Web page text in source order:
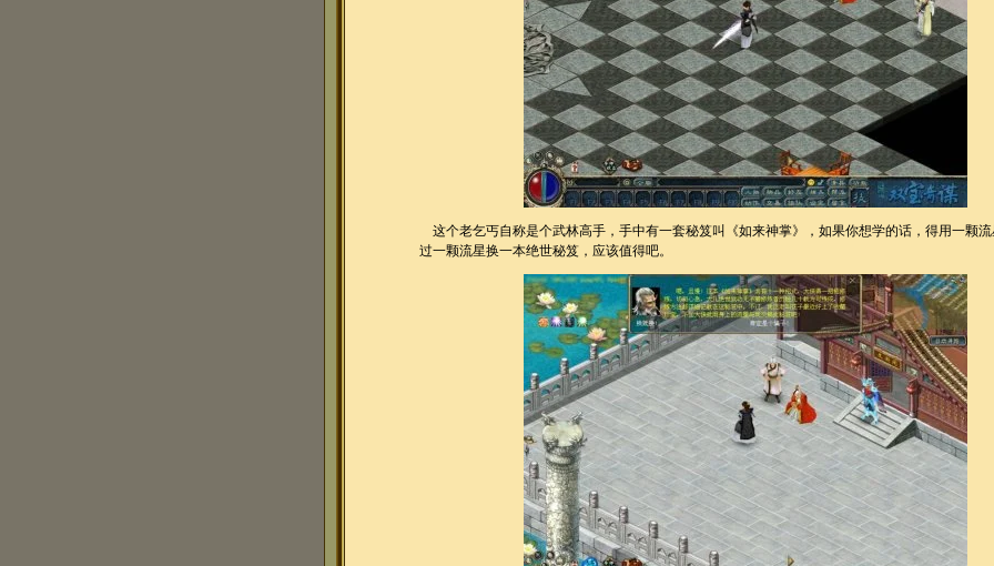
这个老乞丐自称是个武林高手，手中有一套秘笈叫《如来神掌》，如果你想学的话，得用一颗
过一颗流星换一本绝世秘笈，应该值得吧。